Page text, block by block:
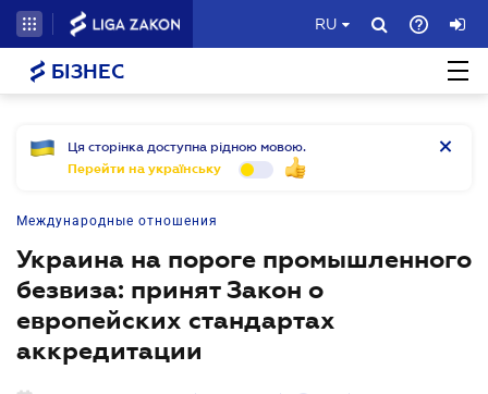
RU
БІЗНЕС
Ця сторінка доступна рідною мовою.
Перейти на українську
Международные отношения
Украина на пороге промышленного
безвиза: принят Закон о
европейских стандартах
аккредитации